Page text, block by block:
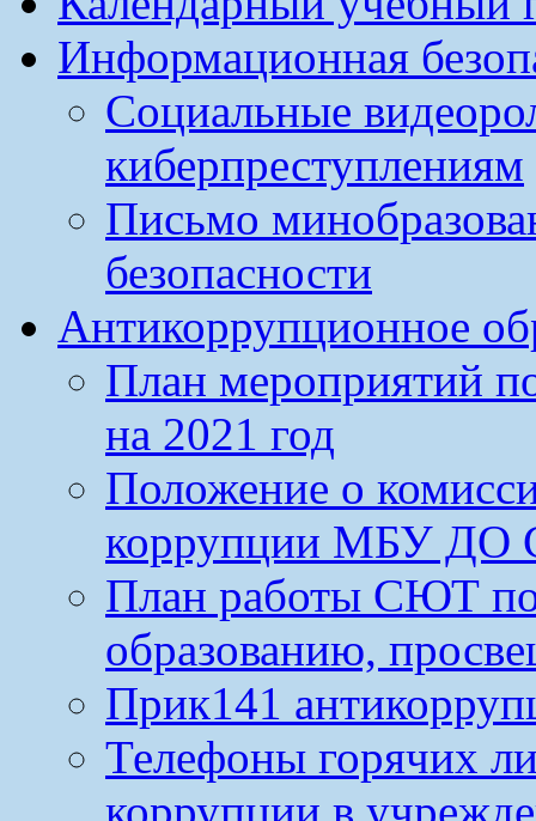
Информационная
Социальные
киберпреступлениям
Письмо
безопасности
Антикоррупционное
План мероприятий
на 2021 год
Положение о
коррупции МБУ ДО
План работы СЮТ
образованию,
Прик141
Телефоны горячих